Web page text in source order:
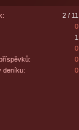
2 / 11
0
1
0
0
deníku:
0